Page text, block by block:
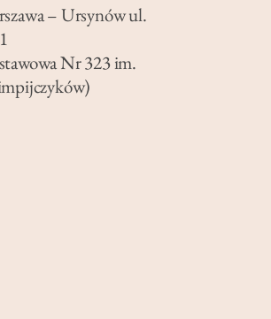
– Ursynów ul.
Nr 323 im.